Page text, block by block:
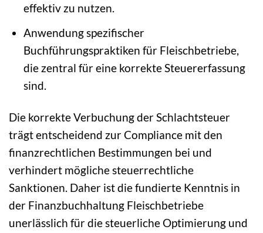
effektiv zu nutzen.
Anwendung spezifischer
Buchführungspraktiken für Fleischbetriebe,
die zentral für eine korrekte Steuererfassung
sind.
Die korrekte Verbuchung der Schlachtsteuer
trägt entscheidend zur Compliance mit den
finanzrechtlichen Bestimmungen bei und
verhindert mögliche steuerrechtliche
Sanktionen. Daher ist die fundierte Kenntnis in
der Finanzbuchhaltung Fleischbetriebe
unerlässlich für die steuerliche Optimierung und